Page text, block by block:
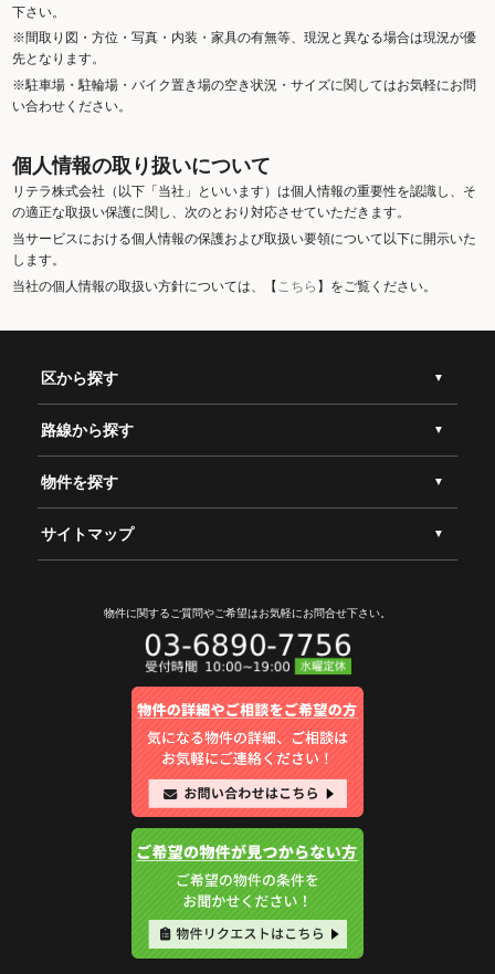
下さい。
※間取り図・方位・写真・内装・家具の有無等、現況と異なる場合は現況が優
先となります。
※駐車場・駐輪場・バイク置き場の空き状況・サイズに関してはお気軽にお問
い合わせください。
個人情報の取り扱いについて
リテラ株式会社（以下「当社」といいます）は個人情報の重要性を認識し、そ
の適正な取扱い保護に関し、次のとおり対応させていただきます。
当サービスにおける個人情報の保護および取扱い要領について以下に開示いた
します。
当社の個人情報の取扱い方針については、【こちら 】をご覧ください。
区から探す
路線から探す
物件を探す
サイトマップ
物件に関するご質問やご希望はお気軽にお問合せ下さい。